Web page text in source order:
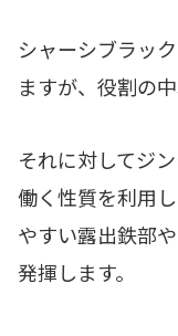
シャーシブラッ
ますが、役割の
それに対してジ
働く性質を利用
やすい露出鉄部
発揮します。